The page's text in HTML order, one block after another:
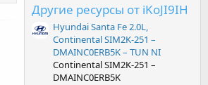
Другие ресурсы от iKoJI9IH
Hyundai Santa Fe 2.0L,
Continental SIM2K-251 –
DMAINC0ERB5K – TUN NI
Continental SIM2K-251 –
DMAINC0ERB5K